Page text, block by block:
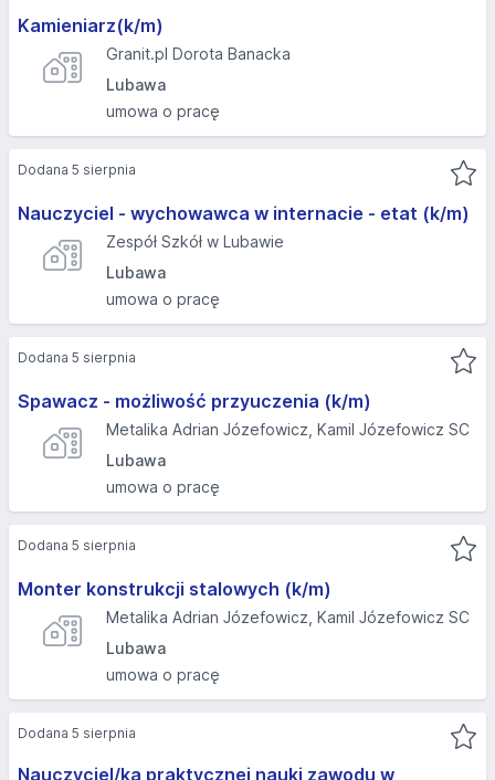
Kamieniarz(k/m)
Granit.pl Dorota Banacka
Lubawa
umowa o pracę
Nauczyciel - wychowawca w internacie - etat (k/m)
Zespół Szkół w Lubawie
Lubawa
umowa o pracę
Dodana 5 sierpnia
Spawacz - możliwość przyuczenia (k/m)
Metalika Adrian Józefowicz, Kamil Józefowicz SC
Lubawa
umowa o pracę
Dodana 5 sierpnia
Monter konstrukcji stalowych (k/m)
Metalika Adrian Józefowicz, Kamil Józefowicz SC
Lubawa
umowa o pracę
Dodana 5 sierpnia
Nauczyciel/ka praktycznej nauki zawodu w
Dodana 5 sierpnia